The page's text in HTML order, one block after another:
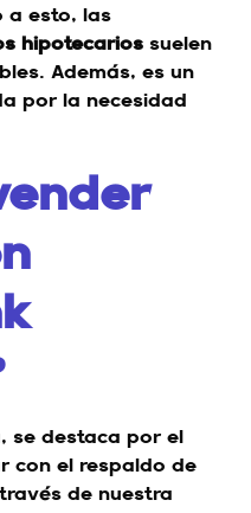
a esto, las
hipotecarios suelen
Además, es un
por la necesidad
se destaca por el
con el respaldo de
de nuestra